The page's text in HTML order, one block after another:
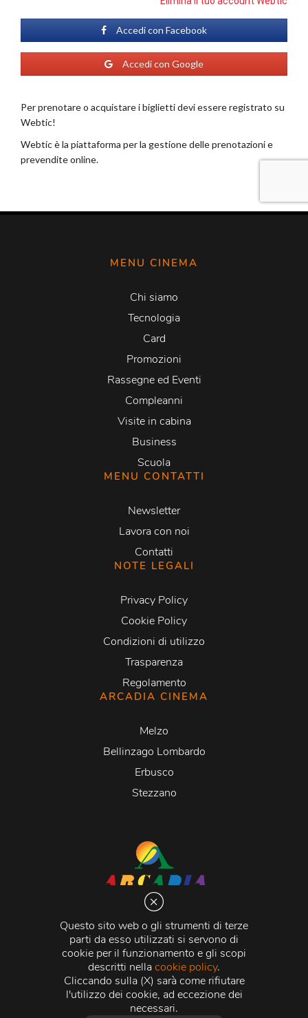
Questo sito web o gli strumenti di terze
parti da esso utilizzati si servono di
cookie per il funzionamento e gli scopi
descritti nellacookie policy.
Cliccando sulla (X) sarà come rifiutare
l'utilizzo dei cookie, ad eccezione dei
necessari.
MENU CINEMA
Chi siamo
Tecnologia
Card
Promozioni
Rassegne ed Eventi
Compleanni
Visite in cabina
Business
Scuola
MENU CONTATTI
Newsletter
Lavora con noi
Contatti
NOTE LEGALI
Privacy Policy
Cookie Policy
Condizioni di utilizzo
Trasparenza
Regolamento
ARCADIA CINEMA
Melzo
Bellinzago Lombardo
Erbusco
Stezzano
Via Martiri della Libertà 20066 Melzo (MI)
C.C.I.A.A. - R.E.A di Milano n. 1427910
Registro delle Imprese di Milano n. 338392 -
Fiscale e Partita Iva11015840157 | Capitale Sociale
500.000,00 i.v.
Credits:Crea Informatica S.r.l. 2026 © Tutti i diritti
riservati.